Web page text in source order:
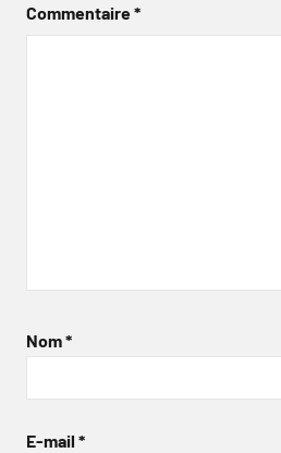
Commentaire*
Nom*
E-mail *